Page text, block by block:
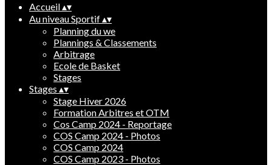
Accueil▴▾
Au niveau Sportif▴▾
Planning du we
Plannings & Classements
Arbitrage
Ecole de Basket
Stages
Stages ▴▾
Stage Hiver 2026
Formation Arbitres et OTM
Cos Camp 2024 - Reportage
COS Camp 2024 - Photos
COS Camp 2024
COS Camp 2023 - Photos